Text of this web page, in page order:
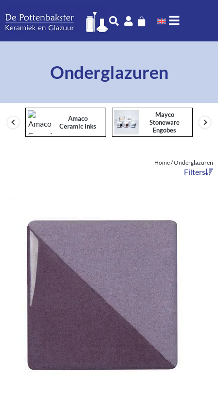
Onderglazuren
Amaco
Ceramic Inks
Mayco
Stoneware
Engobes
Home/ Onderglazuren
Filters